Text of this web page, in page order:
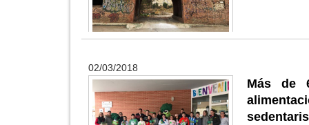
02/03/2018
Más de